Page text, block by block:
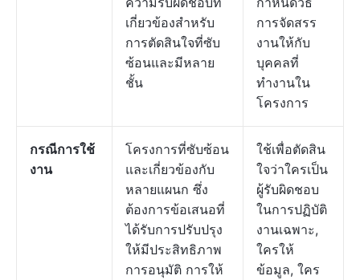
เกี่ยวข้องสำหรับ
การตัดสินใจที่ซับ
ซ้อนและมีหลาย
ชั้น
การจัดสรร
งานให้กับ
บุคคลที่
ทำงานใน
โครงการ
กรณีการใช้
งาน
โครงการที่ซับซ้อน
และเกี่ยวข้องกับ
หลายแผนก ซึ่ง
ต้องการข้อเสนอที่
ได้รับการปรับปรุง
ให้มีประสิทธิภาพ
การอนุมัติ การให้
ใช้เพื่อตัดสิน
ใจว่าใครเป็น
ผู้รับผิดชอบ
ในการปฏิบัติ
งานเฉพาะ,
ใครให้
ข้อมูล, ใคร